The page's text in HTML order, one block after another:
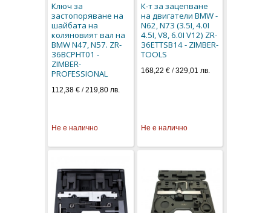
Ключ за
застопоряване на
шайбата на
коляновият вал на
BMW N47, N57. ZR-
36BCPHT01 -
ZIMBER-
PROFESSIONAL
112,38 € /219,80 лв.
Не е налично
К-т за зацепване
на двигатели BMW -
N62, N73 (3.5I, 4.0I
4.5I, V8, 6.0I V12) ZR-
36ETTSB14 - ZIMBER-
TOOLS
168,22 €/329,01 лв.
Не е налично